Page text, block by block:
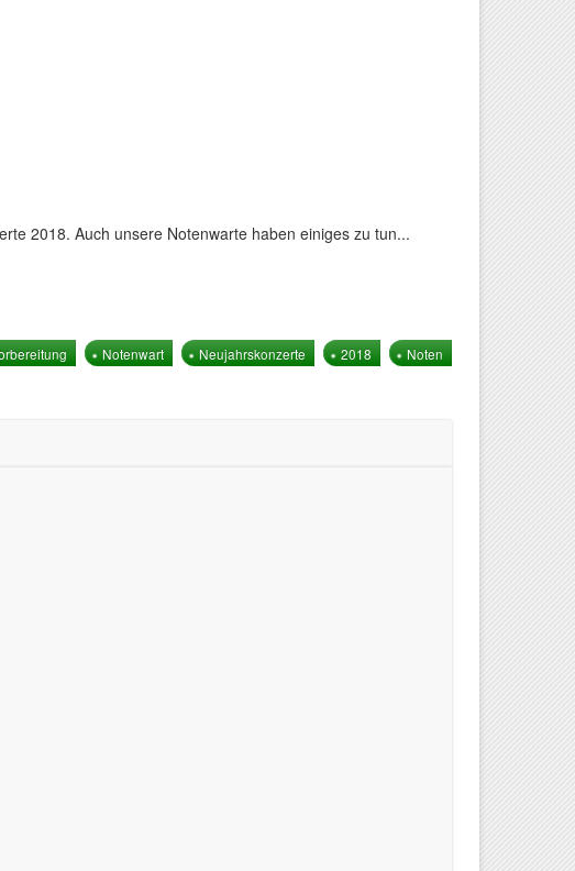
2018. Auch unsere Notenwarte haben einiges zu tun...
Notenwart Neujahrskonzerte 2018 Noten